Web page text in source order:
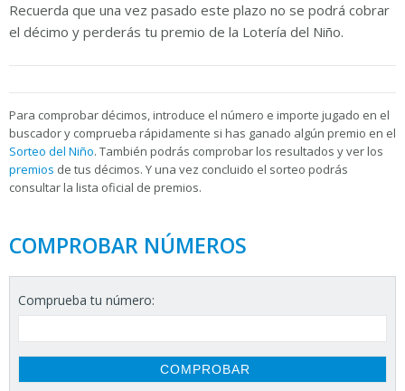
Recuerda que una vez pasado este plazo no se podrá cobrar
el décimo y perderás tu premio de la Lotería del Niño.
Para comprobar décimos, introduce el número e importe jugado en el
buscador y comprueba rápidamente si has ganado algún premio en el
Sorteo del Niño. También podrás comprobar los resultados y ver los
premios de tus décimos. Y una vez concluido el sorteo podrás
consultar la lista oficial de premios.
COMPROBAR NÚMEROS
Comprueba tu número: